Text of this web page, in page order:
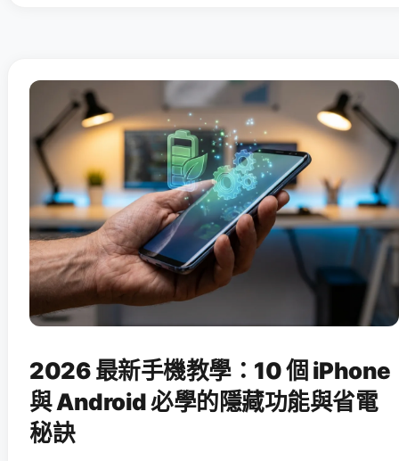
2026 最新手機教學：10 個 iPhone
與 Android 必學的隱藏功能與省電
秘訣